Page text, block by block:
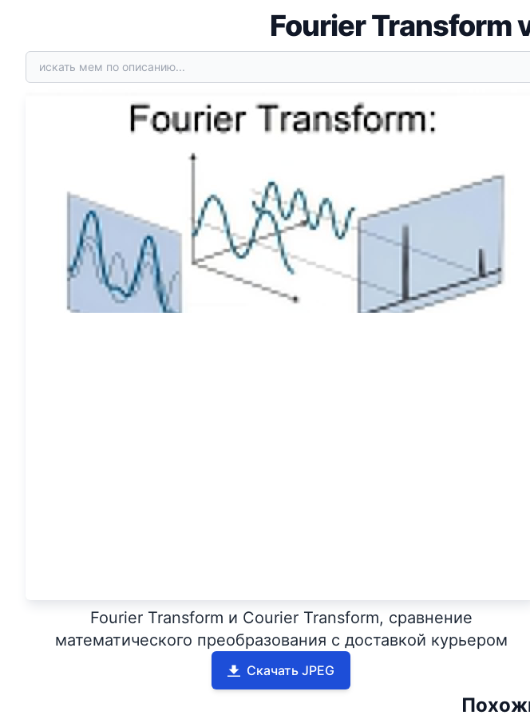
Fourier Transform
Fourier Transform и Courier Transform, сравнение
математического преобразования с доставкой курьером
Скачать JPEG